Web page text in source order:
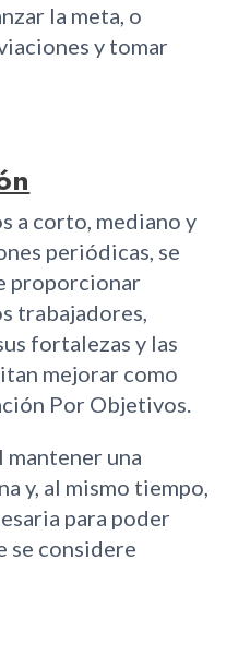
la meta, o
y tomar
a corto, mediano y
periódicas, se
proporcionar
trabajadores,
fortalezas y las
mejorar como
Por Objetivos.
una
y, al mismo tiempo,
para poder
se considere